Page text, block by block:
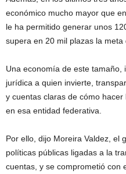
económico mucho mayor que
le ha permitido generar unos
supera en 20 mil plazas la meta
Una economía de este tamaño,
jurídica a quien invierte,
y cuentas claras de cómo
en esa entidad federativa.
Por ello, dijo Moreira Valdez, el
políticas públicas ligadas a la
cuentas, y se comprometió con